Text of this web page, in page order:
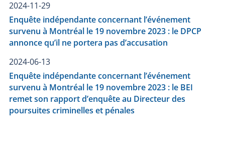
2024-11-29
Enquête indépendante concernant l’événement
survenu à Montréal le 19 novembre 2023 : le DPCP
annonce qu’il ne portera pas d’accusation
2024-06-13
Enquête indépendante concernant l’événement
survenu à Montréal le 19 novembre 2023 : le BEI
remet son rapport d’enquête au Directeur des
poursuites criminelles et pénales